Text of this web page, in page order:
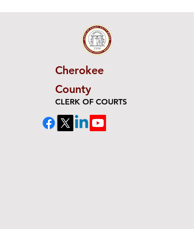
Cherokee
County
CLERK OF COURTS